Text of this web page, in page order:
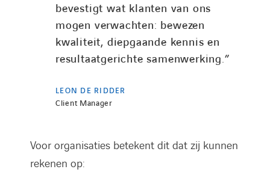
bevestigt wat klanten van ons
mogen verwachten: bewezen
kwaliteit, diepgaande kennis en
resultaatgerichte samenwerking.”
LEON DE RIDDER
Client Manager
Voor organisaties betekent dit dat zij kunnen
rekenen op: